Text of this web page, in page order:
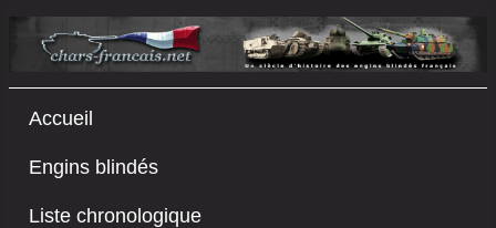
Accueil
Engins blindés
Liste chronologique